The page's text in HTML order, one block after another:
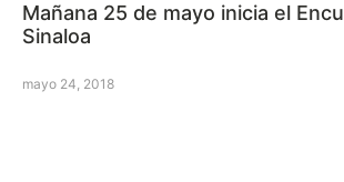
Mañana 25 de mayo inicia el
Sinaloa
mayo 24, 2018